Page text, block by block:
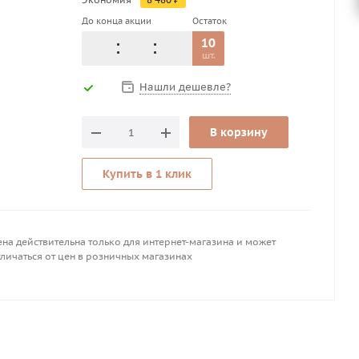
До конца акции Остаток
10
шт.
Нашли дешевле?
В корзину
Купить в 1 клик
действительна только для интернет-магазина и может
от цен в розничных магазинах